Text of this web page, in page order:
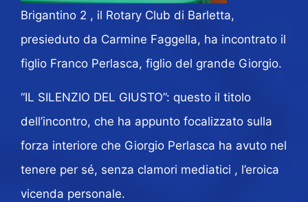
Brigantino 2 , il Rotary Club di Barletta,
presieduto da Carmine Faggella, ha incontrato il
figlio Franco Perlasca, figlio del grande Giorgio.
“IL SILENZIO DEL GIUSTO”: questo il titolo
dell’incontro, che ha appunto focalizzato sulla
forza interiore che Giorgio Perlasca ha avuto nel
tenere per sé, senza clamori mediatici , l’eroica
vicenda personale.